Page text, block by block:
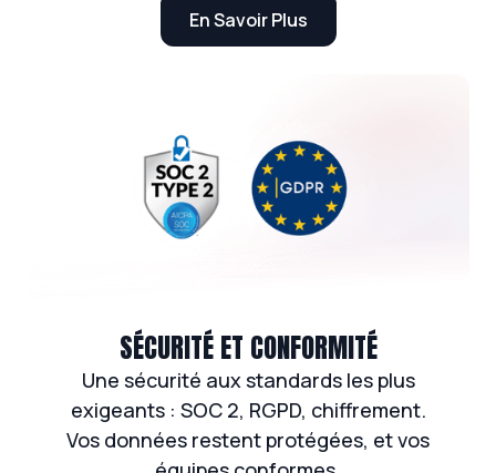
En Savoir Plus
SÉCURITÉ ET CONFORMITÉ
Une sécurité aux standards les plus
exigeants : SOC 2, RGPD, chiffrement.
Vos données restent protégées, et vos